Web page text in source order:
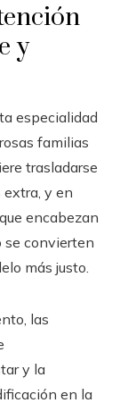
y
especialidad
familias
trasladarse
y en
encabezan
se convierten
más justo.
las
y la
en la